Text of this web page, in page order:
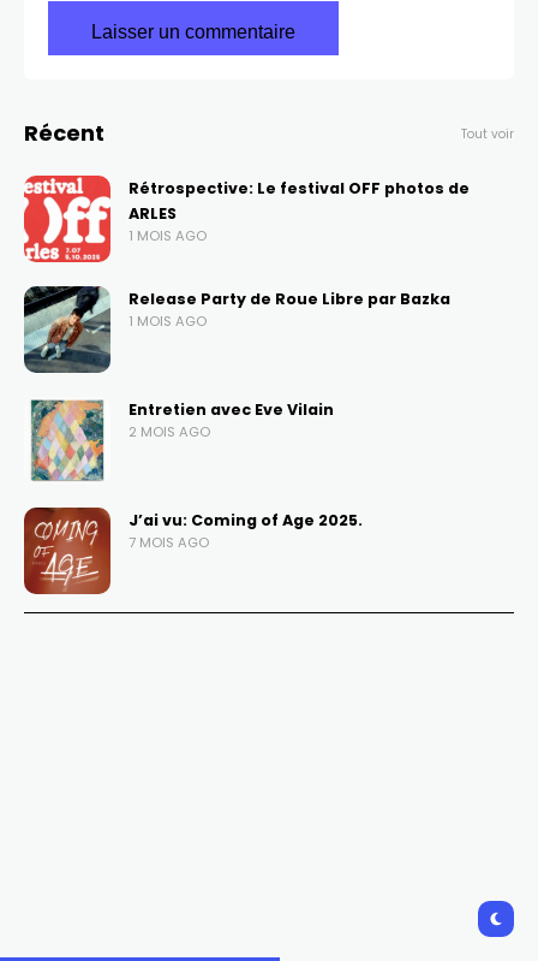
Récent Tout voir
Rétrospective: Le festival OFF photos de
ARLES
1 MOIS AGO
Release Party de Roue Libre par Bazka
1 MOIS AGO
Entretien avec Eve Vilain
2 MOIS AGO
J’ai vu: Coming of Age 2025.
7 MOIS AGO